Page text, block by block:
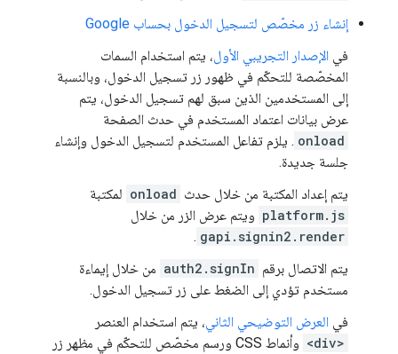
إنشاء زر مخصّص لتسجيل الدخول بحساب Google
في الإصدار التجريبي الأول ، يتم استخدام السمات
المخصّصة للتحكّم في ظهور زر تسجيل الدخول، وبالنسبة
إلى المستخدمين الذين سبق لهم تسجيل الدخول، يتم
عرض بيانات اعتماد المستخدم في حدث الصفحة
onload . يلزم تفاعل المستخدم لتسجيل الدخول وإنشاء
جلسة جديدة.
يتم إعداد المكتبة من خلال حدث onload لمكتبة
platform.js ويتم عرض الزر من خلال
gapi.signin2.render
.
يتم الاتصال برقم auth2.signIn من خلال إيماءة
مستخدم تؤدي إلى الضغط على زر تسجيل الدخول.
في العرض التوضيحي الثاني ، يتم استخدام العنصر
<div>
وأنماط CSS ورسم مخصّص للتحكّم في مظهر زر